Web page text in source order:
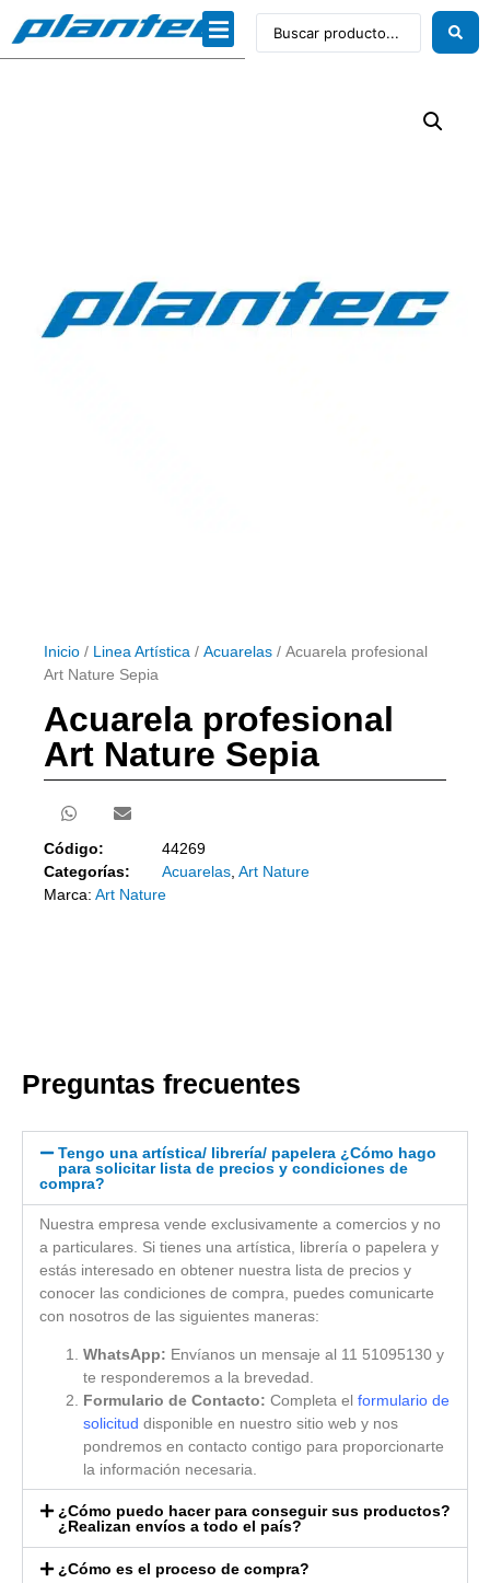
Inicio / Linea Artística / Acuarelas / Acuarela profesional
Art Nature Sepia
Acuarela profesional
Art Nature Sepia
Código:
44269
Categorías:
Acuarelas Art Nature
Marca: Art Nature
Preguntas frecuentes
Tengo una artística/ librería/ papelera ¿Cómo hago
para solicitar lista de precios y condiciones de
compra?
Nuestra empresa vende exclusivamente a comercios y no
a particulares. Si tienes una artística, librería o papelera y
estás interesado en obtener nuestra lista de precios y
conocer las condiciones de compra, puedes comunicarte
con nosotros de las siguientes maneras:
WhatsApp: Envíanos un mensaje al 11 51095130 y
te responderemos a la brevedad.
Formulario de Contacto: Completa el formulario de
solicitud disponible en nuestro sitio web y nos
pondremos en contacto contigo para proporcionarte
la información necesaria.
¿Cómo puedo hacer para conseguir sus productos?
¿Realizan envíos a todo el país?
¿Cómo es el proceso de compra?